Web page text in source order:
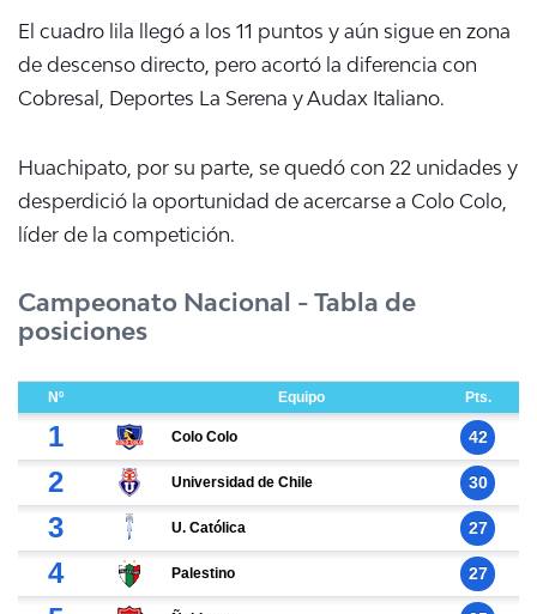
El cuadro lila llegó a los 11 puntos y aún sigue en zona
de descenso directo, pero acortó la diferencia con
Cobresal, Deportes La Serena y Audax Italiano.
Huachipato, por su parte, se quedó con 22 unidades y
desperdició la oportunidad de acercarse a Colo Colo,
líder de la competición.
Campeonato Nacional - Tabla de
posiciones